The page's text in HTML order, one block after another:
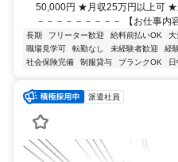
50,000円 ★月収25万円以上可 ★
－－－－－－－－－ 【お仕事内
長期 フリーター歓迎 給料前払いOK 大
職場見学可
転勤なし 未経験者歓迎 経
社会保険完備
制服貸与 ブランクOK 日
派遣社員